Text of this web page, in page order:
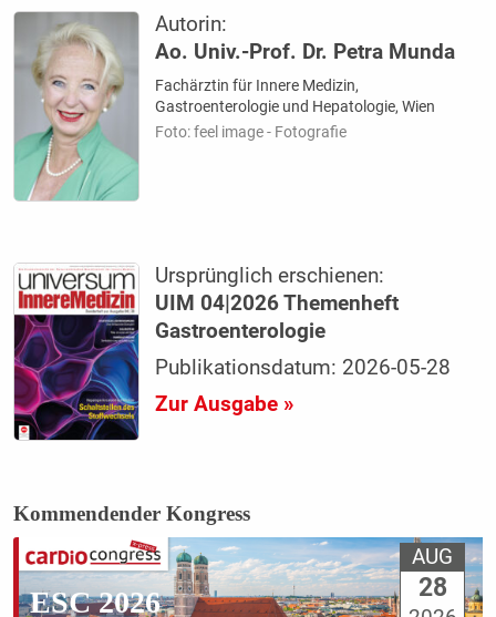
Autorin:
Ao. Univ.-Prof. Dr. Petra Munda
Fachärztin für Innere Medizin,
Gastroenterologie und Hepatologie, Wien
Foto: feel image - Fotografie
Ursprünglich erschienen:
UIM 04|2026 Themenheft
Gastroenterologie
Publikationsdatum: 2026-05-28
Zur Ausgabe »
Kommendender Kongress
ESC 2026
AUG
28